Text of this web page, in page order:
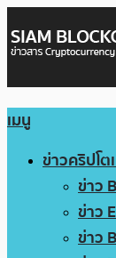
เมนู
ข่าวคริปโต
ข่าว
ข่าว
ข่าว